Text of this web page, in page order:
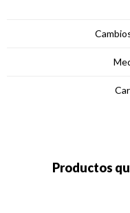
Productos